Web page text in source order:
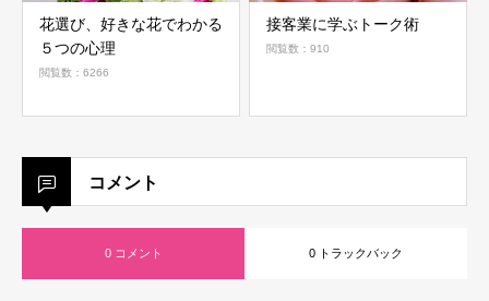
花選び、好きな花でわかる
５つの心理
閲覧数：6266
接客業に学ぶトーク術
閲覧数：910
コメント
0 コメント 0 トラックバック